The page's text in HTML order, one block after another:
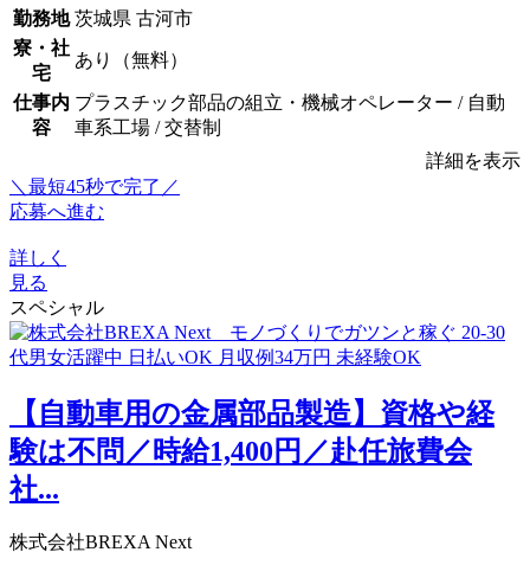
勤務地 茨城県 古河市
寮・社
宅
あり（無料）
仕事内
容
プラスチック部品の組立・機械オペレーター / 自動
車系工場 / 交替制
詳細を表示
＼最短45秒で完了／
応募へ進む
詳しく
見る
スペシャル
【自動車用の金属部品製造】資格や経
験は不問／時給1,400円／赴任旅費会
社...
株式会社BREXA Next